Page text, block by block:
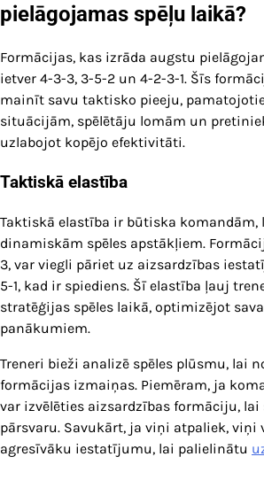
pielāgojamas spēļu laikā?
Formācijas, kas izrāda augstu
ietver 4-3-3, 3-5-2 un 4-2-3-1. Šīs
mainīt savu taktisko pieeju,
situācijām, spēlētāju lomām un
uzlabojot kopējo efektivitāti.
Taktiskā elastība
Taktiskā elastība ir būtiska komandām,
dinamiskām spēles apstākļiem.
3, var viegli pāriet uz aizsardzības
5-1, kad ir spiediens. Šī elastība ļauj
stratēģijas spēles laikā, optimizējot
panākumiem.
Treneri bieži analizē spēles plūsmu, lai
formācijas izmaiņas. Piemēram, ja
var izvēlēties aizsardzības formāciju, lai
pārsvaru. Savukārt, ja viņi atpaliek, viņi
agresīvāku iestatījumu, lai palielinātu